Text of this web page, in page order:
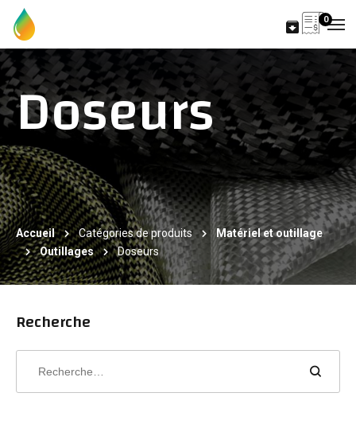
0
Doseurs
Accueil Catégories de produits
Matériel et outillage
Outillages
Doseurs
Recherche